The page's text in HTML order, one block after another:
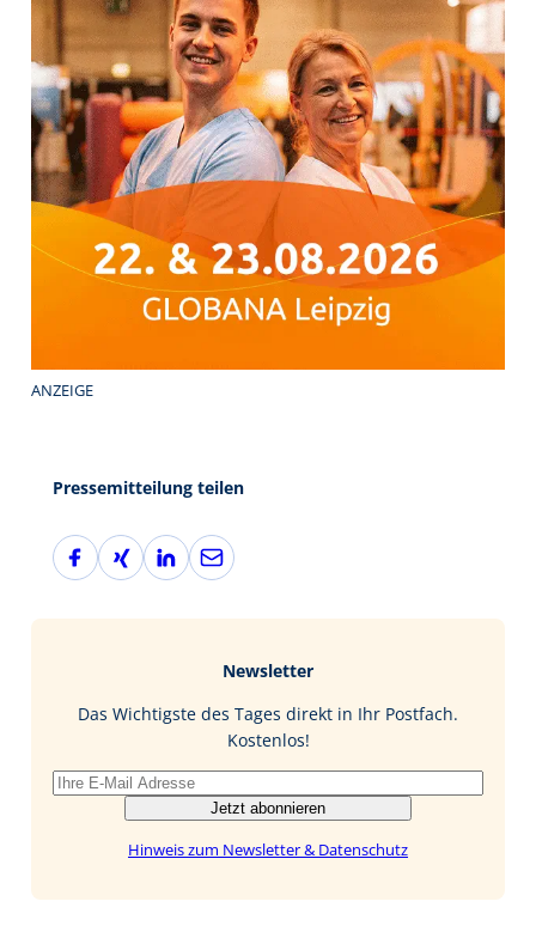
ANZEIGE
Pressemitteilung teilen
F
a
X
i
L
i
I
E
-
Newsletter
Das Wichtigste des Tages direkt in Ihr Postfach.
Kostenlos!
Jetzt abonnieren
Hinweis zum Newsletter & Datenschutz